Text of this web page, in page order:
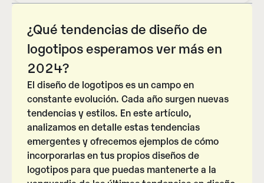
¿Qué tendencias de diseño de
logotipos esperamos ver más en
2024?
El diseño de logotipos es un campo en
constante evolución. Cada año surgen nuevas
tendencias y estilos. En este artículo,
analizamos en detalle estas tendencias
emergentes y ofrecemos ejemplos de cómo
incorporarlas en tus propios diseños de
logotipos para que puedas mantenerte a la